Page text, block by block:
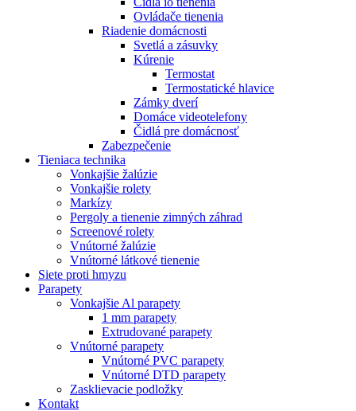
Ovládače tienenia
Riadenie domácnosti
Svetlá a zásuvky
Kúrenie
Termostat
Termostatické hlavice
Zámky dverí
Domáce videotelefony
Čidlá pre domácnosť
Zabezpečenie
Tieniaca technika
Vonkajšie žalúzie
Vonkajšie rolety
Markízy
Pergoly a tienenie zimných záhrad
Screenové rolety
Vnútorné žalúzie
Vnútorné látkové tienenie
Siete proti hmyzu
Parapety
Vonkajšie Al parapety
1 mm parapety
Extrudované parapety
Vnútorné parapety
Vnútorné PVC parapety
Vnútorné DTD parapety
Zasklievacie podložky
Kontakt